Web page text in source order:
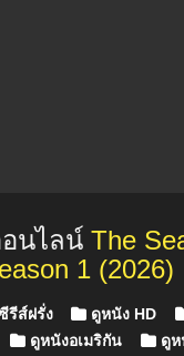
นไลน์ The
1 (2026)
ส์ฝรั่ง ดูหนัง HD
ดูหนังอเมริกัน
ดูห